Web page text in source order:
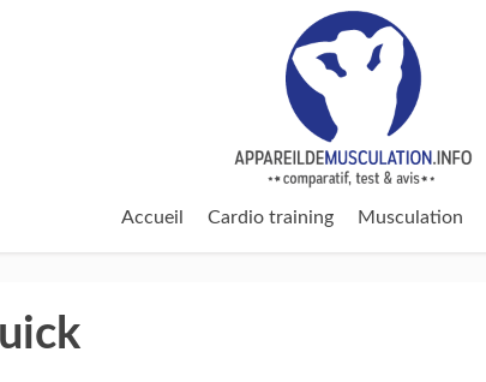
Accueil Cardio training Musculation